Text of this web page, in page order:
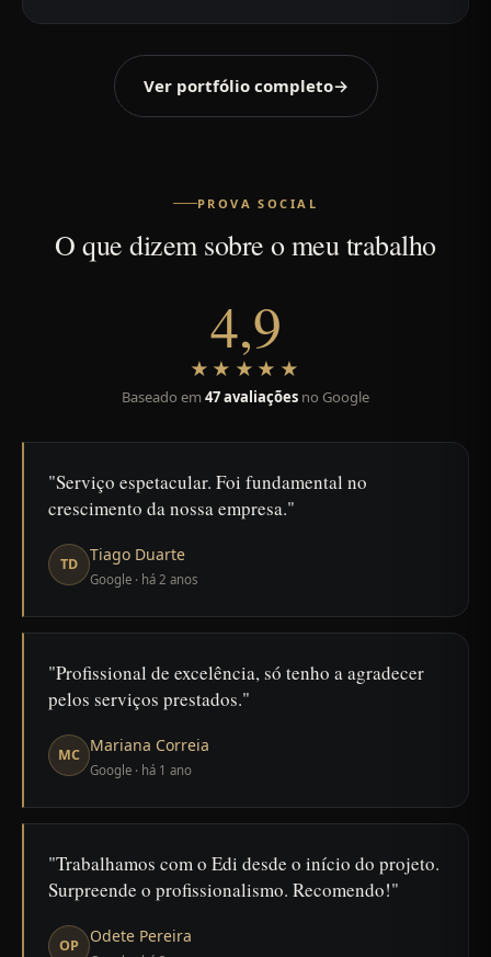
Ver portfólio completo→
PROVA SOCIAL
O que dizem sobre o meu trabalho
4,9
★★★★★
Baseado em 47 avaliações no Google
Serviço espetacular. Foi fundamental no
crescimento da nossa empresa.
TD Tiago Duarte
Google · há 2 anos
Profissional de excelência, só tenho a agradecer
pelos serviços prestados.
MC Mariana Correia
Google · há 1 ano
Trabalhamos com o Edi desde o início do projeto.
Surpreende o profissionalismo. Recomendo!
OP Odete Pereira